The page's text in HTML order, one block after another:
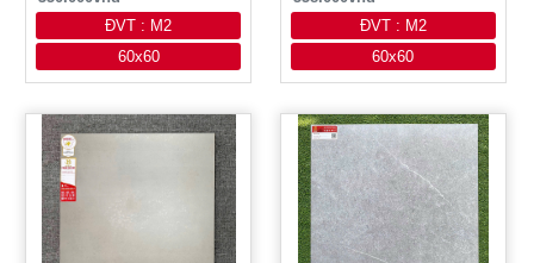
ĐVT : M2
60x60
ĐVT : M2
60x60